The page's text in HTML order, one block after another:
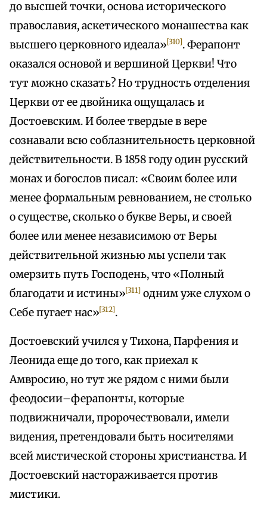
до высшей точки, основа исторического
православия, аскетического монашества как
высшего церковного идеала»[310]. Ферапонт
оказался основой и вершиной Церкви! Что
тут можно сказать? Но трудность отделения
Церкви от ее двойника ощущалась и
Достоевским. И более твердые в вере
сознавали всю соблазнительность церковной
действительности. В 1858 году один русский
монах и богослов писал: «Своим более или
менее формальным ревнованием, не столько
о существе, сколько о букве Веры, и своей
более или менее независимою от Веры
действительной жизнью мы успели так
омерзить путь Господень, что «Полный
благодати и истины»[311] одним уже слухом о
Себе пугает нас»[312].
Достоевский учился у Тихона, Парфения и
Леонида еще до того, как приехал к
Амвросию, но тут же рядом с ними были
феодосии–ферапонты, которые
подвижничали, пророчествовали, имели
видения, претендовали быть носителями
всей мистической стороны христианства. И
Достоевский настораживается против
мистики.